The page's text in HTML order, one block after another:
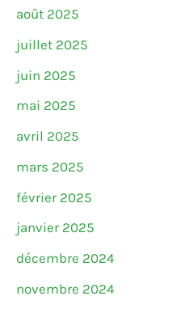
août 2025
juillet 2025
juin 2025
mai 2025
avril 2025
mars 2025
février 2025
janvier 2025
décembre 2024
novembre 2024